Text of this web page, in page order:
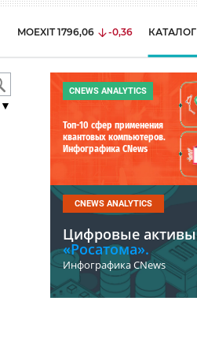
MOEXIT 1796,06 -0,36 КАТАЛОГ
CNEWS ANALYTICS
Топ-10 сфер применения
квантовых компьютеров.
Инфографика CNews
CNEWS ANALYTICS
Цифровые активы
«Росатома».
Инфографика CNews